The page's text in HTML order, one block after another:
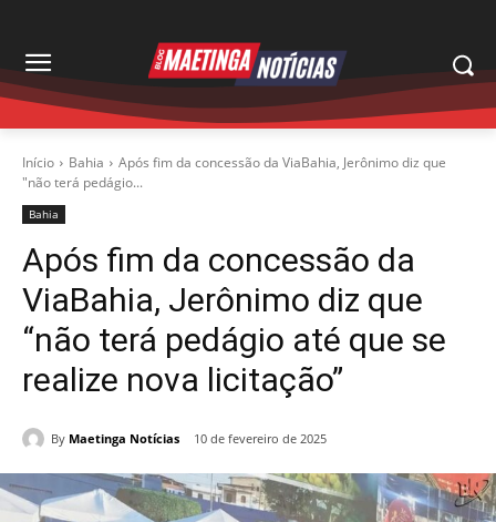
Início Bahia
Após fim da concessão da ViaBahia, Jerônimo diz que
"não terá pedágio...
Bahia
Após fim da concessão da
ViaBahia, Jerônimo diz que
“não terá pedágio até que se
realize nova licitação”
By Maetinga Notícias 10 de fevereiro de 2025